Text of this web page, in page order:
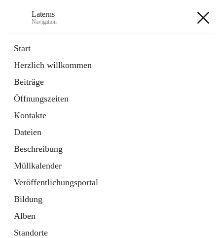
Laterns
Navigation
Start
Herzlich willkommen
Beiträge
Öffnungszeiten
Kontakte
Dateien
Beschreibung
Müllkalender
Veröffentlichungsportal
Bildung
Alben
Standorte
11 Schnellzugriffe
Soziales
1 Schnellzugriff